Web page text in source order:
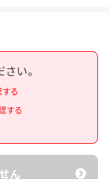
い。
る
する
ん